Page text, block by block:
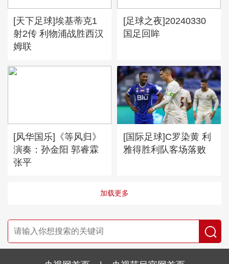
[天下足球]埃基蒂克1
射2传 利物浦战胜西汉
姆联
[足球之夜]20240330
国足回眸
[风华国乐]《等风归》
演奏：孙金阳 郭睿霖
张平
[国际足球]C罗染黄 利
雅得胜利队客场落败
加载更多